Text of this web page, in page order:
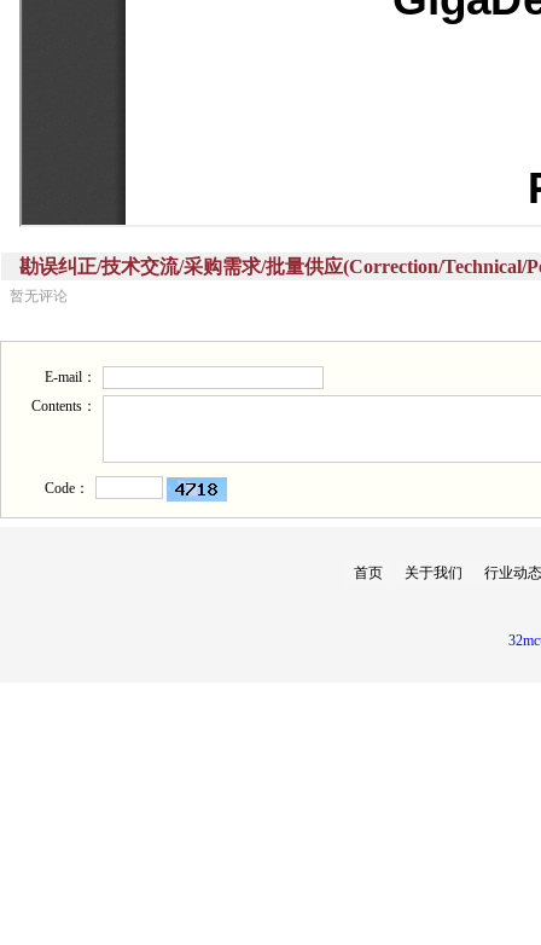
勘误纠正/技术交流/采购需求/批量供应(Correction/Technical/
暂无评论
E-mail：
Contents：
Code：
首页 关于我们 行业动态